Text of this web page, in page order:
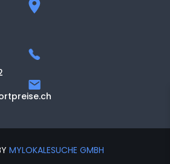
MYLOKALESUCHE GMBH